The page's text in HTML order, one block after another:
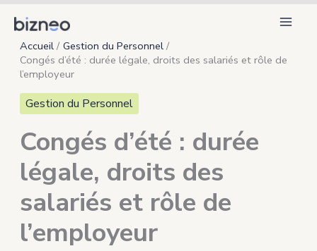
contenu
Accueil
Gestion du Personnel
Congés d’été : durée légale, droits des salariés et rôle de
l’employeur
Gestion du Personnel
Congés d’été : durée
légale, droits des
salariés et rôle de
l’employeur